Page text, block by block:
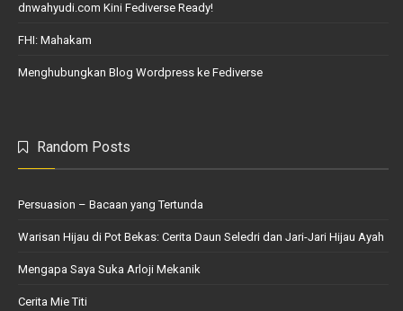
dnwahyudi.com Kini Fediverse Ready!
FHI: Mahakam
Menghubungkan Blog Wordpress ke Fediverse
Random Posts
Persuasion – Bacaan yang Tertunda
Warisan Hijau di Pot Bekas: Cerita Daun Seledri dan Jari-Jari Hijau Ayah
Mengapa Saya Suka Arloji Mekanik
Cerita Mie Titi